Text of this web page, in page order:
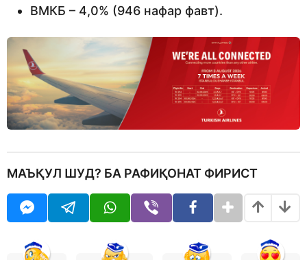
ВМКБ – 4,0% (946 нафар фавт).
МАЪҚУЛ ШУД? БА РАФИҚОНАТ ФИРИСТ